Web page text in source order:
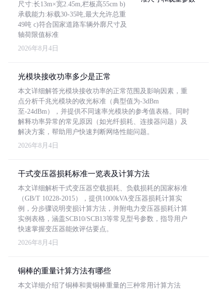
尺寸:长13m×宽2.45m,栏板高55cm b)
承载能力:标载30-35吨,最大允许总重
49吨 c)符合国家道路车辆外廓尺寸及
轴荷限值标准
2026年8月4日
光模块接收功率多少是正常
本文详细解答光模块接收功率的正常范围及影响因素，重
点分析千兆光模块的收光标准（典型值为-3dBm
至-24dBm），并提供不同速率光模块的参考值表格。同时
解释功率异常的常见原因（如光纤损耗、连接器问题）及
解决方案，帮助用户快速判断网络性能问题。
2026年8月4日
干式变压器损耗标准一览表及计算方法
本文详细解析干式变压器空载损耗、负载损耗的国家标准
（GB/T 10228-2015），提供1000kVA变压器损耗计算实
例，分步骤说明变损计算方法，并附电力变压器损耗计算
实例表格，涵盖SCB10/SCB13等常见型号参数，指导用户
快速掌握变压器能效评估要点。
2026年8月4日
铜棒的重量计算方法有哪些
本文详细介绍了铜棒和黄铜棒重量的三种常用计算方法